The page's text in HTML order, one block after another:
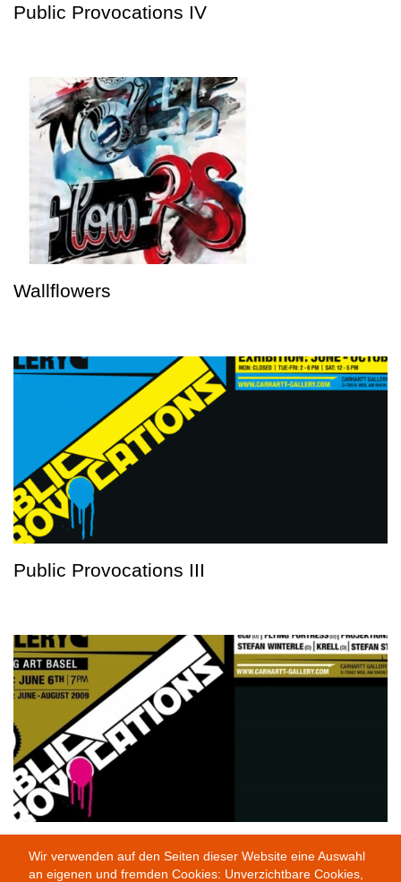
Public Provocations IV
Wallflowers
Public Provocations III
Public Provocations I
Wir verwenden auf den Seiten dieser Website eine Auswahl
an eigenen und fremden Cookies: Unverzichtbare Cookies,